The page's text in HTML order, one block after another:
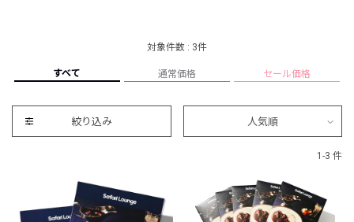
対象件数 : 3件
すべて 通常価格 セール価格
絞り込み 人気順
1-3 件